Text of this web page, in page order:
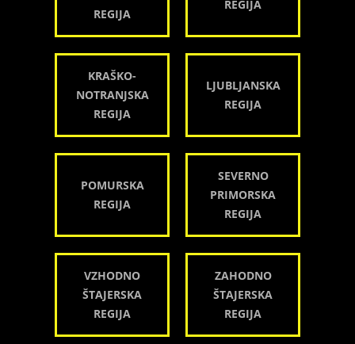
REGIJA
REGIJA
KRAŠKO-
NOTRANJSKA
REGIJA
LJUBLJANSKA
REGIJA
POMURSKA
REGIJA
SEVERNO
PRIMORSKA
REGIJA
VZHODNO
ŠTAJERSKA
REGIJA
ZAHODNO
ŠTAJERSKA
REGIJA